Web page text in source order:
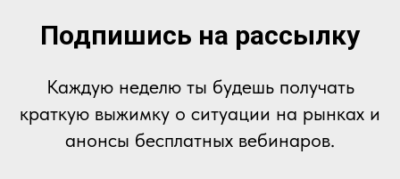
Подпишись на рассылку
Каждую неделю ты будешь получать
краткую выжимку о ситуации на рынках и
анонсы бесплатных вебинаров.